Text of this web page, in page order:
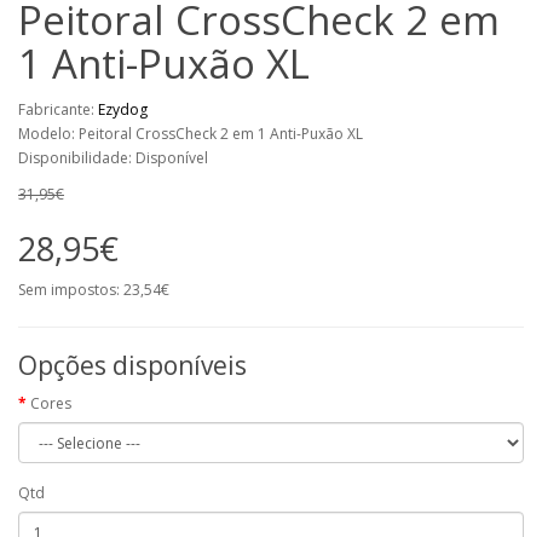
Peitoral CrossCheck 2 em
1 Anti-Puxão XL
Fabricante: Ezydog
Modelo: Peitoral CrossCheck 2 em 1 Anti-Puxão XL
Disponibilidade: Disponível
31,95€
28,95€
Sem impostos: 23,54€
Opções disponíveis
Cores
Qtd